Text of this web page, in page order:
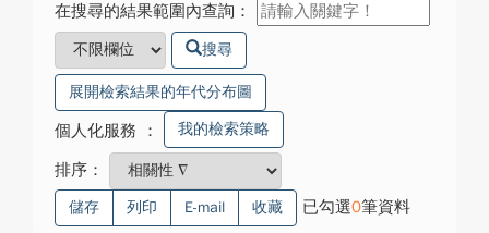
在搜尋的結果範圍內查詢：
搜尋
展開檢索結果的年代分布圖
個人化服務 ： 我的檢索策略
排序：
儲存 列印 E-mail 收藏 已勾選0筆資料